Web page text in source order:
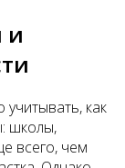
и
как
школы,
всего, чем